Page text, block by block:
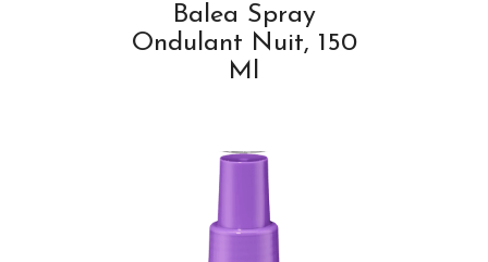
Balea Spray
Ondulant Nuit, 150
Ml